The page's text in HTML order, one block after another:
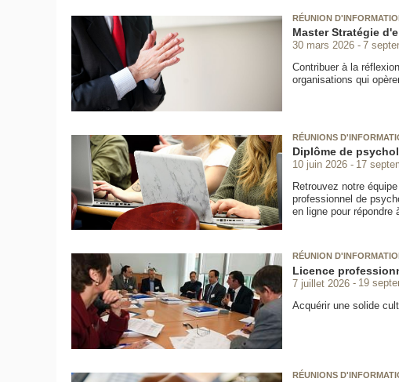
RÉUNION
Master Stratégie
30 mars 2026 7
Contribuer à la
organisations qui
RÉUNIONS
Diplôme de
10 juin 2026
17
Retrouvez notre
professionnel de
en ligne pour répondre
RÉUNION
Licence
7 juillet 2026 19
Acquérir une solide
RÉUNIONS